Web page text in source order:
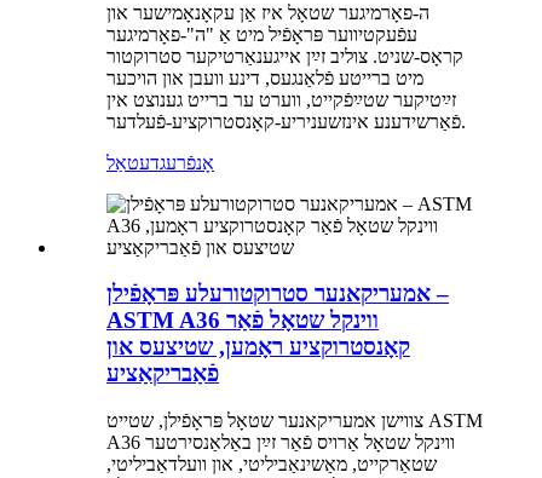
ה-פאָרמיגער שטאָל איז אַן עקאָנאָמישער און
עפֿעקטיווער פּראָפֿיל מיט אַ "ה"-פאָרמיגער
קראָס-שניט. צוליב זײַן אייגענאַרטיקער סטרוקטור
מיט ברייטע פֿלאַנגעס, דינע וועבן און הויכער
זײַטיקער שטײַפֿקייט, ווערט ער ברייט גענוצט אין
פֿאַרשידענע אינזשעניריע-קאָנסטרוקציע-פֿעלדער.
אָנפֿרעגדעטאַל
אמעריקאנער סטרוקטורעלע פּראָפֿילן –
ASTM A36 ווינקל שטאָל פֿאַר
קאָנסטרוקציע ראָמען, שטיצעס און
פֿאַבריקאַציע
צווישן אמעריקאנער שטאָל פּראָפֿילן, שטייט ASTM
A36 ווינקל שטאָל אַרויס פֿאַר זײַן באַלאַנסירטער
שטאַרקייט, מאַשינאַביליטי, און וועלדאַביליטי,